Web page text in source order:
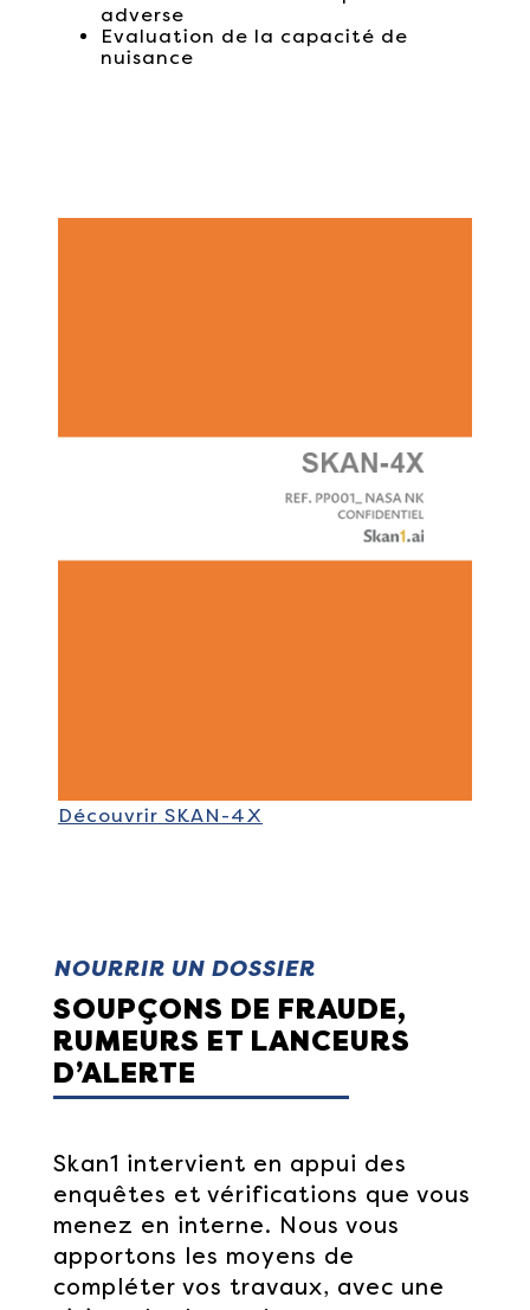
adverse
Evaluation de la capacité de
nuisance
Découvrir SKAN-4X
NOURRIR UN DOSSIER
SOUPÇONS DE FRAUDE,
RUMEURS ET LANCEURS
D’ALERTE
Skan1 intervient en appui des
enquêtes et vérifications que vous
menez en interne. Nous vous
apportons les moyens de
compléter vos travaux, avec une